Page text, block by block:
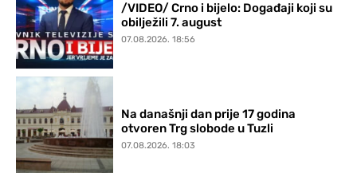
/VIDEO/ Crno i bijelo: Događaji koji su
obilježili 7. august
07.08.2026. 18:56
Na današnji dan prije 17 godina
otvoren Trg slobode u Tuzli
07.08.2026. 18:03